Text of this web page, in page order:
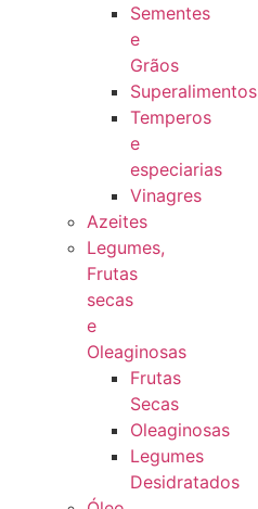
Sementes
e
Grãos
Superalimentos
Temperos
e
especiarias
Vinagres
Azeites
Legumes,
Frutas
secas
e
Oleaginosas
Frutas
Secas
Oleaginosas
Legumes
Desidratados